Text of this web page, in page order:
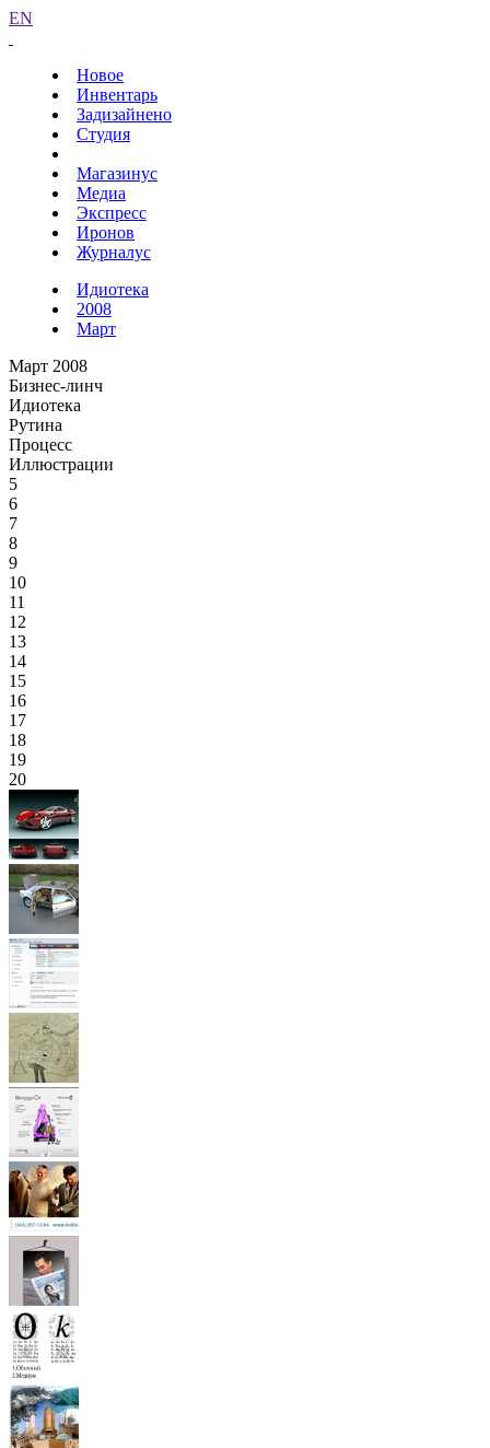
EN
Новое
Инвентарь
Задизайнено
Студия
Магазинус
Медиа
Экспресс
Иронов
Журналус
Идиотека
2008
Март
Март 2008
Бизнес-линч
Идиотека
Рутина
Процесс
Иллюстрации
5
6
7
8
9
10
11
12
13
14
15
16
17
18
19
20